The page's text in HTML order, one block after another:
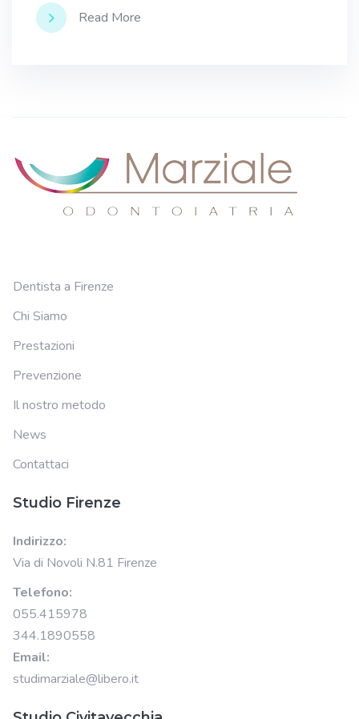
Read More
Dentista a Firenze
Chi Siamo
Prestazioni
Prevenzione
Il nostro metodo
News
Contattaci
Studio Firenze
Indirizzo:
Via di Novoli N.81 Firenze
Telefono:
055.415978
344.1890558
Email:
studimarziale@libero.it